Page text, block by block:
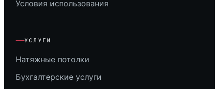
Условия использования
УСЛУГИ
Натяжные потолки
Бухгалтерские услуги